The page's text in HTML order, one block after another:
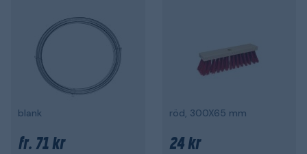
blank
fr. 71 kr
röd, 300X65 mm
24 kr